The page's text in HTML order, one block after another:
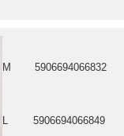
M 5906694066832
L 5906694066849